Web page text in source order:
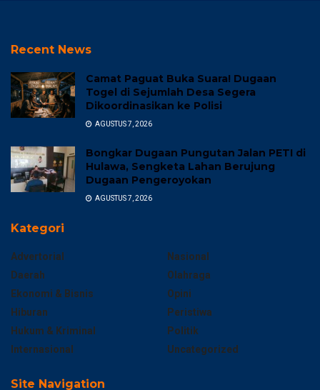
Recent News
Camat Paguat Buka Suara! Dugaan
Togel di Sejumlah Desa Segera
Dikoordinasikan ke Polisi
AGUSTUS 7, 2026
Bongkar Dugaan Pungutan Jalan PETI di
Hulawa, Sengketa Lahan Berujung
Dugaan Pengeroyokan
AGUSTUS 7, 2026
Kategori
Advertorial
Daerah
Ekonomi & Bisnis
Hiburan
Hukum & Kriminal
Internasional
Nasional
Olahraga
Opini
Peristiwa
Politik
Uncategorized
Site Navigation